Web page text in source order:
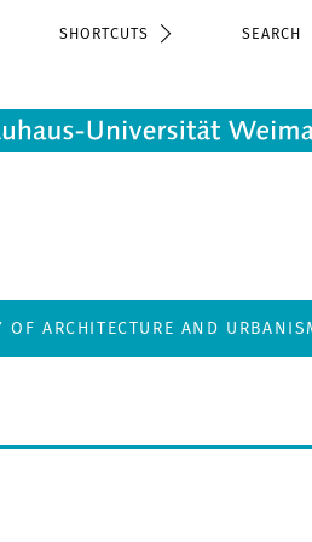
SHORTCUTS
OF ARCHITECTURE AND